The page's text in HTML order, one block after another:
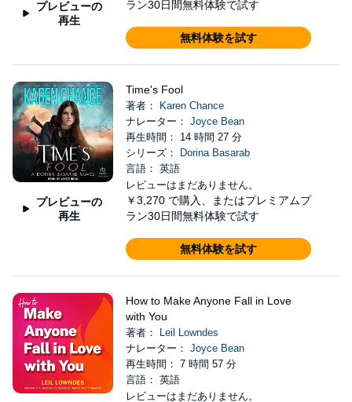
プレビューの
再生
ラン30日間無料体験で試す
無料体験を試す
プレビューの
再生
Time's Fool
著者：
Karen Chance
ナレーター： Joyce Bean
再生時間： 14 時間 27 分
シリーズ：
Dorina Basarab
言語： 英語
レビューはまだありません。
￥3,270 で購入、またはプレミアムプ
ラン30日間無料体験で試す
無料体験を試す
How to Make Anyone Fall in Love
with You
著者：
Leil Lowndes
ナレーター： Joyce Bean
再生時間： 7 時間 57 分
言語： 英語
レビューはまだありません。